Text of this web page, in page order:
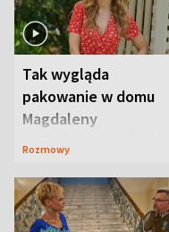
Tak wygląda
pakowanie w domu
Magdaleny
Waligórskiej-Lisieckiej.
Rozmowy